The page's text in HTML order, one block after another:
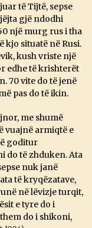
të Tijtë, sepse
gjë ndodhi
një murg rus i tha
kjo situatë në Rusi.
kush vriste një
edhe të krishterët
70 vite do të jenë
pas do të ikin.
me shumë
vuajnë armiqtë e
goditur
do të zhduken. Ata
nuk janë
të kryqëzatave,
në lëvizje turqit,
e tyre do i
do i shikoni,